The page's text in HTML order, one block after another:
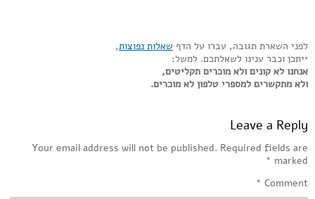
לפני השארת תגובה, עברו על הדף שאלות נפוצות,
ייתכן וכבר ענינו לשאלתכם. למשל:
אנחנו לא קונים ולא מוכרים תקליטים,
ולא מתקשרים למספרי טלפון לא מוכרים.
Leave a Reply
Your email address will not be published. Required fields are
marked
*
Comment
*